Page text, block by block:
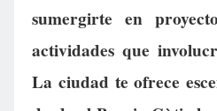
sumergirte en
actividades que
La ciudad te ofrece